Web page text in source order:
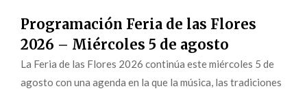
Programación Feria de las Flores
2026 – Miércoles 5 de agosto
La Feria de las Flores 2026 continúa este miércoles 5 de
agosto con una agenda en la que la música, las tradiciones